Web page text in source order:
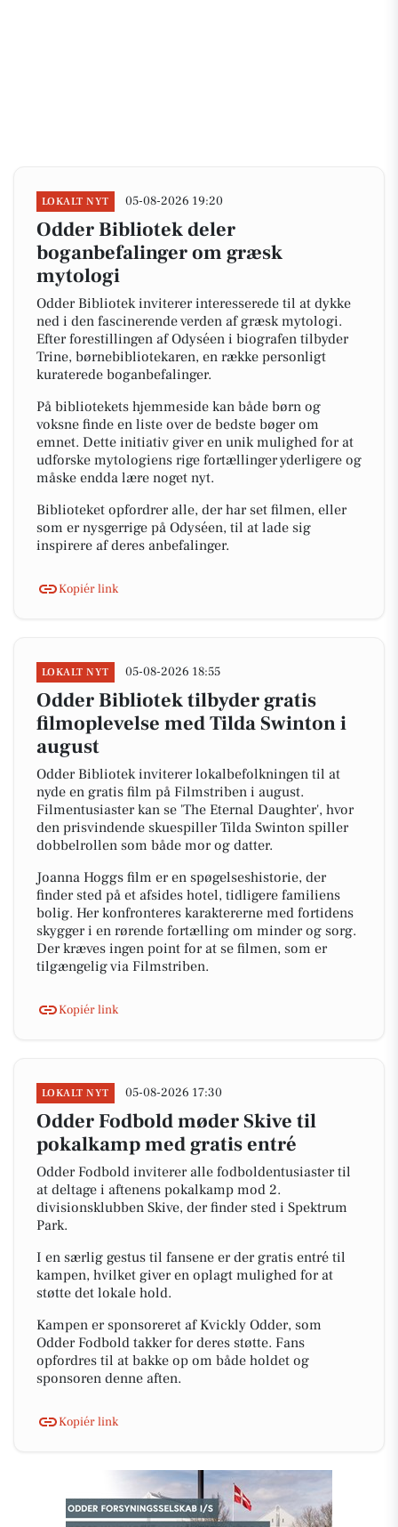
LOKALT NYT 05-08-2026 19:20
Odder Bibliotek deler
boganbefalinger om græsk
mytologi
Odder Bibliotek inviterer interesserede til at dykke
ned i den fascinerende verden af græsk mytologi.
Efter forestillingen af Odyséen i biografen tilbyder
Trine, børnebibliotekaren, en række personligt
kuraterede boganbefalinger.
På bibliotekets hjemmeside kan både børn og
voksne finde en liste over de bedste bøger om
emnet. Dette initiativ giver en unik mulighed for at
udforske mytologiens rige fortællinger yderligere og
måske endda lære noget nyt.
Biblioteket opfordrer alle, der har set filmen, eller
som er nysgerrige på Odyséen, til at lade sig
inspirere af deres anbefalinger.
Kopiér link
LOKALT NYT 05-08-2026 18:55
Odder Bibliotek tilbyder gratis
filmoplevelse med Tilda Swinton i
august
Odder Bibliotek inviterer lokalbefolkningen til at
nyde en gratis film på Filmstriben i august.
Filmentusiaster kan se 'The Eternal Daughter', hvor
den prisvindende skuespiller Tilda Swinton spiller
dobbelrollen som både mor og datter.
Joanna Hoggs film er en spøgelseshistorie, der
finder sted på et afsides hotel, tidligere familiens
bolig. Her konfronteres karaktererne med fortidens
skygger i en rørende fortælling om minder og sorg.
Der kræves ingen point for at se filmen, som er
tilgængelig via Filmstriben.
Kopiér link
LOKALT NYT 05-08-2026 17:30
Odder Fodbold møder Skive til
pokalkamp med gratis entré
Odder Fodbold inviterer alle fodboldentusiaster til
at deltage i aftenens pokalkamp mod 2.
divisionsklubben Skive, der finder sted i Spektrum
Park.
I en særlig gestus til fansene er der gratis entré til
kampen, hvilket giver en oplagt mulighed for at
støtte det lokale hold.
Kampen er sponsoreret af Kvickly Odder, som
Odder Fodbold takker for deres støtte. Fans
opfordres til at bakke op om både holdet og
sponsoren denne aften.
Kopiér link